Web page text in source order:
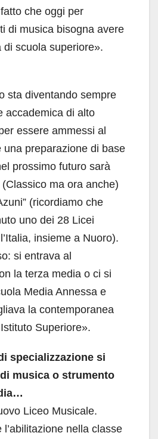
che oggi per
di musica bisogna avere
di scuola superiore».
sta diventando sempre
accademica di alto
essere ammessi al
una preparazione di base
prossimo futuro sarà
ma ora anche)
(ricordiamo che
uno dei 28 Licei
insieme a Nuoro).
si entrava al
la terza media o ci si
Media Annessa e
la contemporanea
Superiore».
specializzazione si
musica o strumento
Liceo Musicale.
nella classe